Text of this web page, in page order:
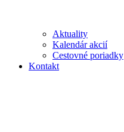
Aktuality
Kalendár akcií
Cestovné poriadky
Kontakt